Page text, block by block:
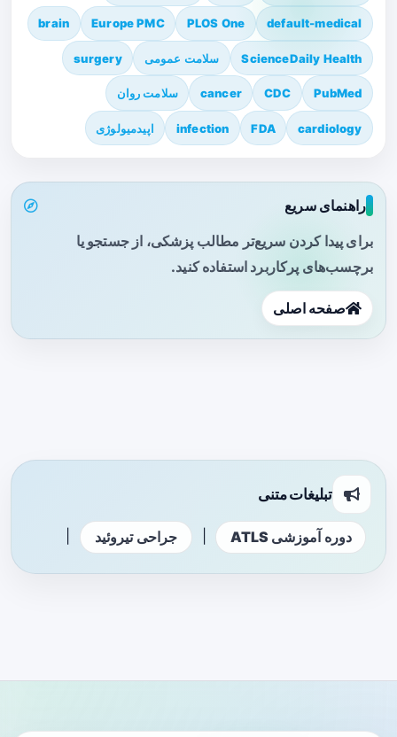
default-medical
PLOS One
Europe PMC
brain
ScienceDaily Health سلامت عمومی surgery
PubMed
CDC
cancer سلامت روان
cardiology
FDA
infection اپیدمیولوژی
راهنمای سریع
برای پیدا کردن سریع‌تر مطالب پزشکی، از جستجو یا
برچسب‌های پرکاربرد استفاده کنید.
صفحه اصلی
تبلیغات متنی
دوره آموزشی ATLS جراحی تیروئید